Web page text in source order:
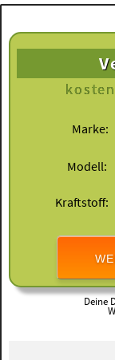
Marke:
Modell:
Kraftstoff:
Deine